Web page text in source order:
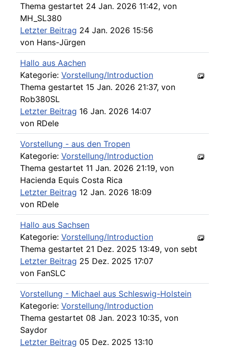
Thema gestartet 24 Jan. 2026 11:42, von
MH_SL380
Letzter Beitrag 24 Jan. 2026 15:56
von Hans-Jürgen
Hallo aus Aachen
Kategorie: Vorstellung/Introduction
Thema gestartet 15 Jan. 2026 21:37, von
Rob380SL
Letzter Beitrag 16 Jan. 2026 14:07
von RDele
Vorstellung - aus den Tropen
Kategorie: Vorstellung/Introduction
Thema gestartet 11 Jan. 2026 21:19, von
Hacienda Equis Costa Rica
Letzter Beitrag 12 Jan. 2026 18:09
von RDele
Hallo aus Sachsen
Kategorie: Vorstellung/Introduction
Thema gestartet 21 Dez. 2025 13:49, von sebt
Letzter Beitrag 25 Dez. 2025 17:07
von FanSLC
Vorstellung - Michael aus Schleswig-Holstein
Kategorie: Vorstellung/Introduction
Thema gestartet 08 Jan. 2023 10:35, von
Saydor
Letzter Beitrag 05 Dez. 2025 13:10